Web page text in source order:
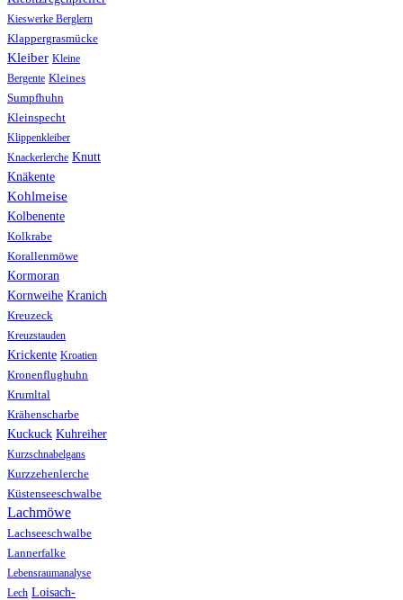
Kieswerke Berglern
Klappergrasmücke
Kleiber Kleine
Bergente Kleines
Sumpfhuhn
Kleinspecht
Klippenkleiber
Knackerlerche Knutt
Knäkente
Kohlmeise
Kolbenente
Kolkrabe
Korallenmöwe
Kormoran
Kornweihe Kranich
Kreuzeck
Kreuzstauden
Krickente Kroatien
Kronenflughuhn
Krumltal
Krähenscharbe
Kuckuck Kuhreiher
Kurzschnabelgans
Kurzzehenlerche
Küstenseeschwalbe
Lachmöwe
Lachseeschwalbe
Lannerfalke
Lebensraumanalyse
Lech Loisach-